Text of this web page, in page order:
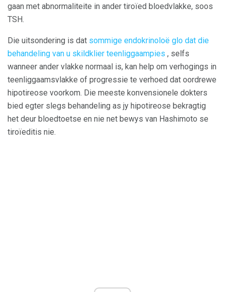
gaan met abnormaliteite in ander tiroïed bloedvlakke, soos
TSH.
Die uitsondering is dat sommige endokrinoloë glo dat die
behandeling van u skildklier teenliggaampies , selfs
wanneer ander vlakke normaal is, kan help om verhogings in
teenliggaamsvlakke of progressie te verhoed dat oordrewe
hipotireose voorkom. Die meeste konvensionele dokters
bied egter slegs behandeling as jy hipotireose bekragtig
het deur bloedtoetse en nie net bewys van Hashimoto se
tiroïeditis nie.